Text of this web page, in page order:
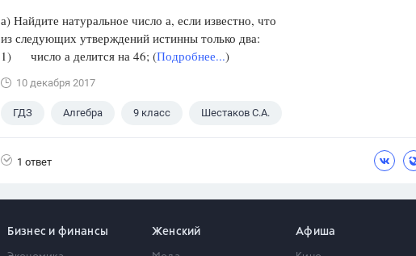
а) Найдите натуральное число а, если известно, что
из следующих утверждений истинны только два:
1) число а делится на 46; (Подробнее...)
10 декабря 2017
ГДЗ Алгебра 9 класс Шестаков С.А.
1 ответ
Бизнес и финансы Женский Афиша